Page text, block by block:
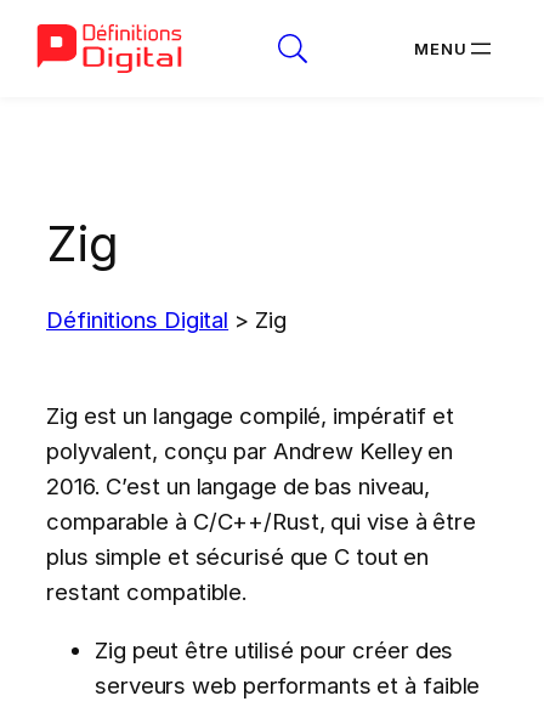
Zig
Définitions Digital > Zig
Zig est un langage compilé, impératif et
polyvalent, conçu par Andrew Kelley en
2016. C’est un langage de bas niveau,
comparable à C/C++/Rust, qui vise à être
plus simple et sécurisé que C tout en
restant compatible.
Zig peut être utilisé pour créer des
serveurs web performants et à faible